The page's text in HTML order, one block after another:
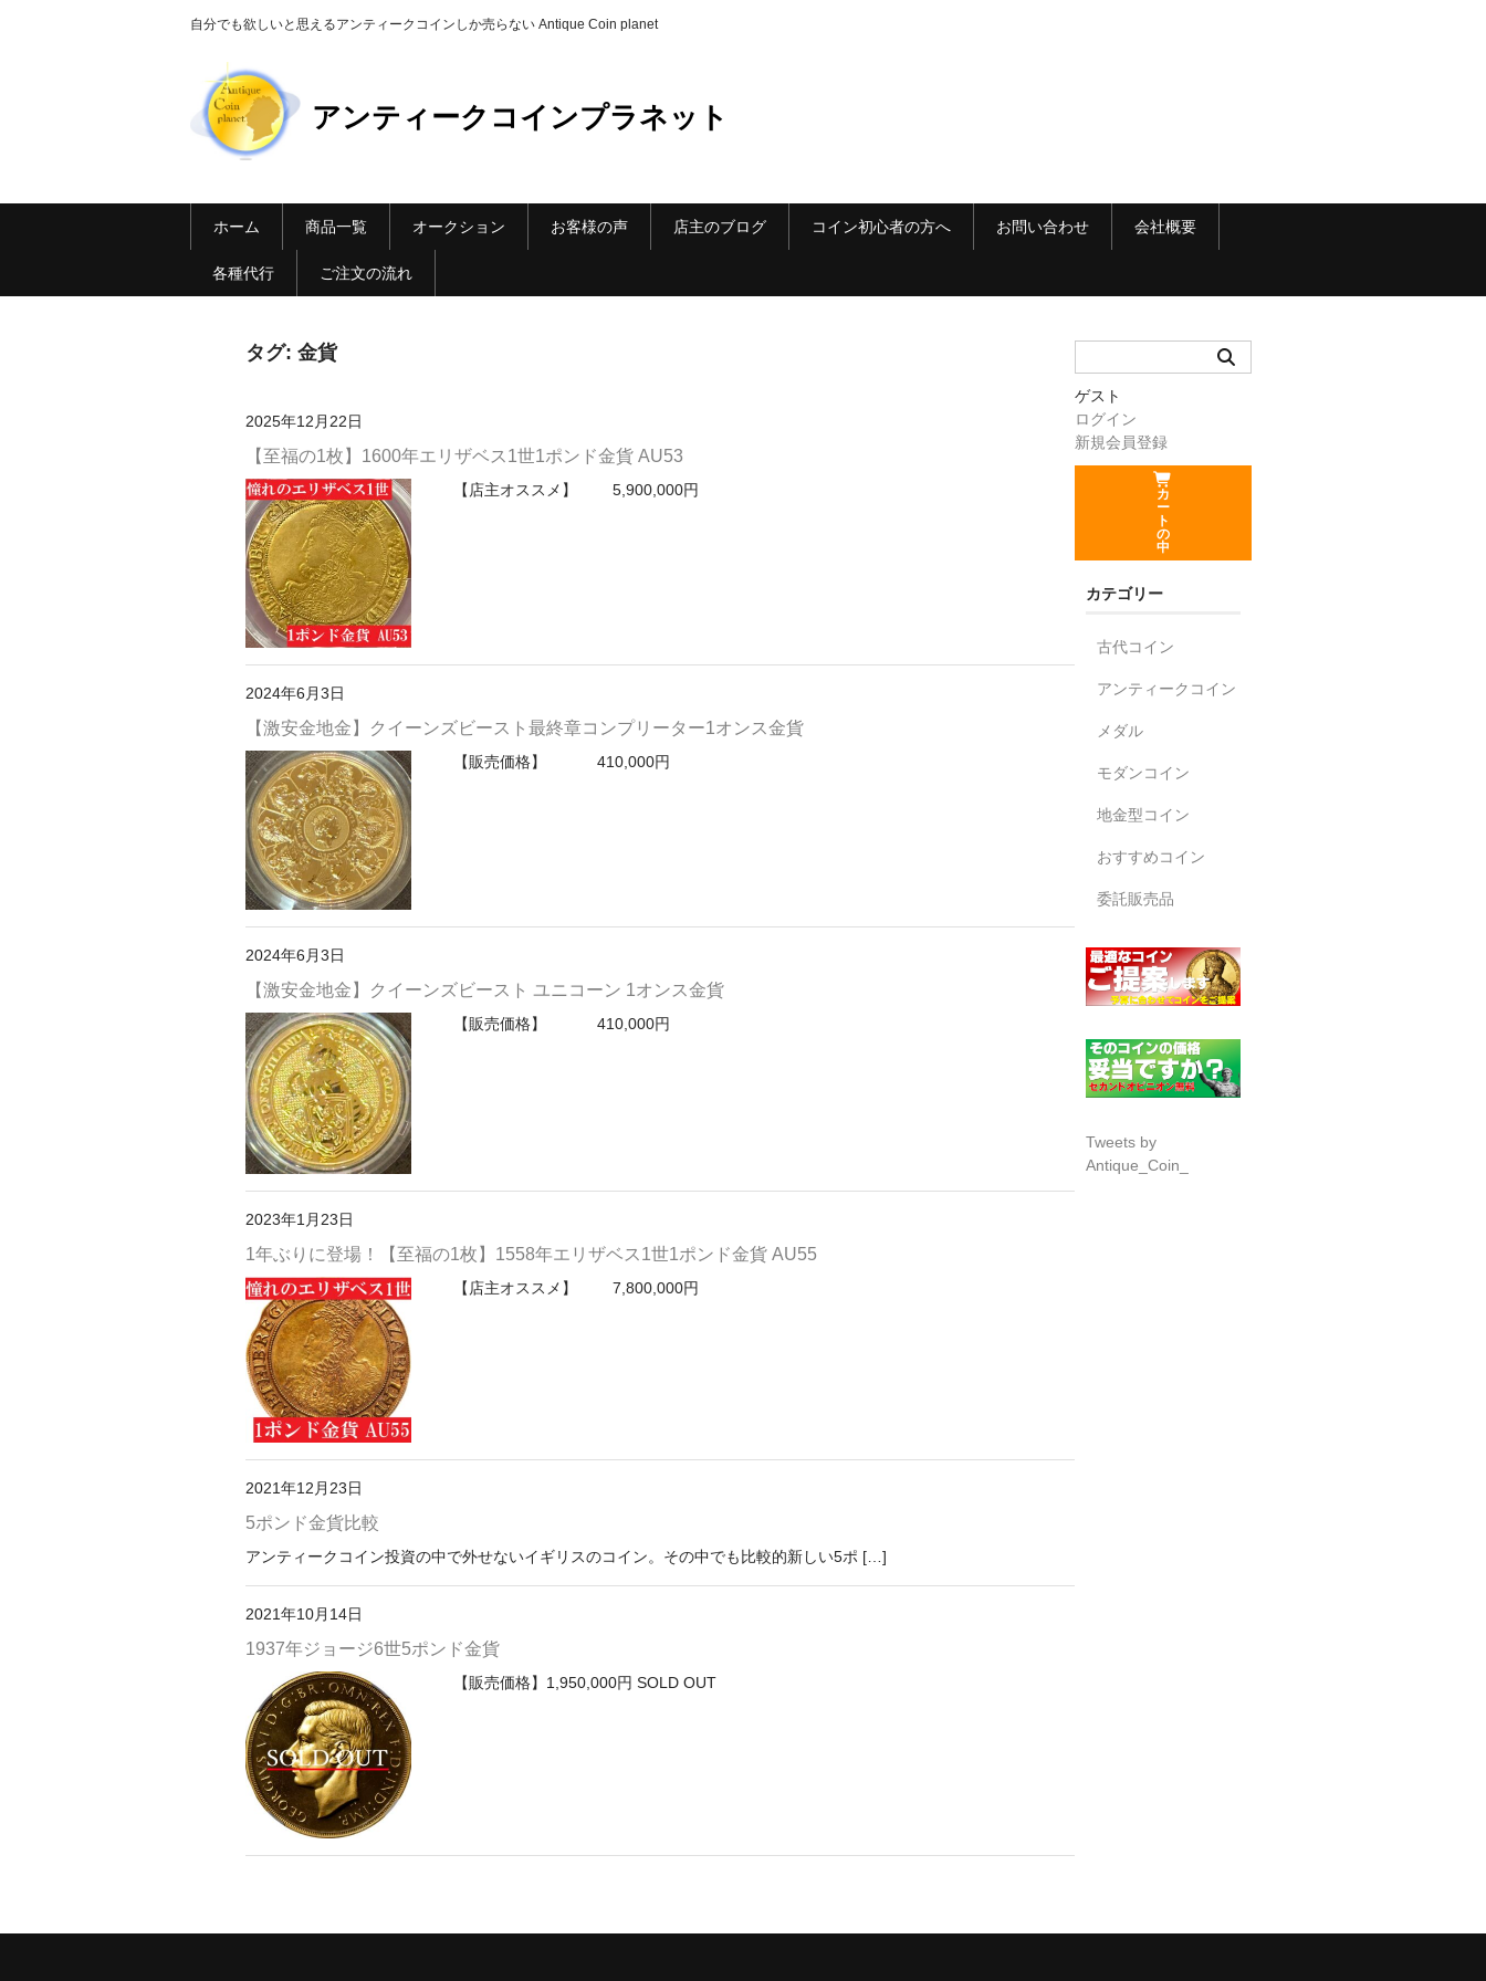
自分でも欲しいと思えるアンティークコインしか売らない Antique Coin planet
アンティークコインプラネット
ホーム 商品一覧 オークション お客様の声 店主のブログ コイン初心者の方へ お問い合わせ 会社概要
各種代行 ご注文の流れ
タグ: 金貨
2025年12月22日
【至福の1枚】1600年エリザベス1世1ポンド金貨 AU53
【店主オススメ】 5,900,000円
2024年6月3日
【激安金地金】クイーンズビースト最終章コンプリーター1オンス金貨
【販売価格】 410,000円
2024年6月3日
【激安金地金】クイーンズビースト ユニコーン 1オンス金貨
【販売価格】 410,000円
2023年1月23日
1年ぶりに登場！【至福の1枚】1558年エリザベス1世1ポンド金貨 AU55
【店主オススメ】 7,800,000円
2021年12月23日
5ポンド金貨比較
アンティークコイン投資の中で外せないイギリスのコイン。その中でも比較的新しい5ポ […]
2021年10月14日
1937年ジョージ6世5ポンド金貨
【販売価格】1,950,000円 SOLD OUT
ゲスト
ログイン
新規会員登録
カ
ー
ト
の
中
カテゴリー
古代コイン
アンティークコイン
メダル
モダンコイン
地金型コイン
おすすめコイン
委託販売品
Tweets by
Antique_Coin_